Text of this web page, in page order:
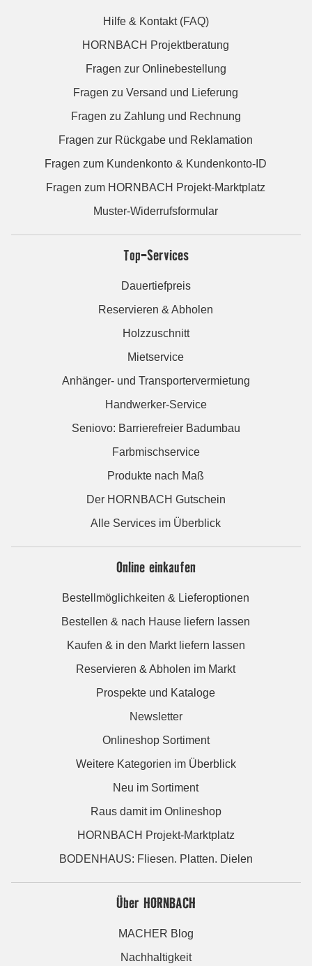
Hilfe & Kontakt (FAQ)
HORNBACH Projektberatung
Fragen zur Onlinebestellung
Fragen zu Versand und Lieferung
Fragen zu Zahlung und Rechnung
Fragen zur Rückgabe und Reklamation
Fragen zum Kundenkonto & Kundenkonto-ID
Fragen zum HORNBACH Projekt-Marktplatz
Muster-Widerrufsformular
Top-Services
Dauertiefpreis
Reservieren & Abholen
Holzzuschnitt
Mietservice
Anhänger- und Transportervermietung
Handwerker-Service
Seniovo: Barrierefreier Badumbau
Farbmischservice
Produkte nach Maß
Der HORNBACH Gutschein
Alle Services im Überblick
Online einkaufen
Bestellmöglichkeiten & Lieferoptionen
Bestellen & nach Hause liefern lassen
Kaufen & in den Markt liefern lassen
Reservieren & Abholen im Markt
Prospekte und Kataloge
Newsletter
Onlineshop Sortiment
Weitere Kategorien im Überblick
Neu im Sortiment
Raus damit im Onlineshop
HORNBACH Projekt-Marktplatz
BODENHAUS: Fliesen. Platten. Dielen
Über HORNBACH
MACHER Blog
Nachhaltigkeit